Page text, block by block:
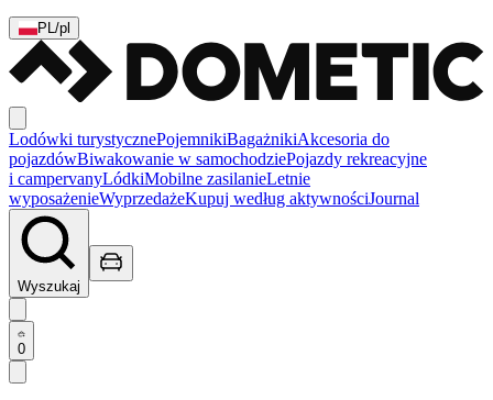
PL/pl
Lodówki turystycznePojemnikiBagażnikiAkcesoria do
pojazdówBiwakowanie w samochodziePojazdy rekreacyjne
i campervanyLódkiMobilne zasilanieLetnie
wyposażenieWyprzedażeKupuj według aktywnościJournal
Wyszukaj
0